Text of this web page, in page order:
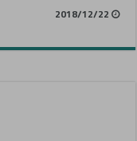
2018/12/22